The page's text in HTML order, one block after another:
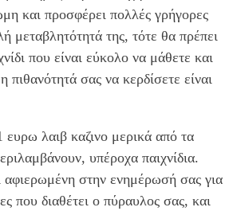
και προσφέρει πολλές γρήγορες
μεταβλητότητά της, τότε θα πρέπει
που είναι εύκολο να μάθετε και
σας να κερδίσετε είναι
λαιβ καζινο μερικά από τα
υπέροχα παιχνίδια.
αφιερωμένη στην ενημέρωσή σας για
που διαθέτει ο πύραυλος σας, και